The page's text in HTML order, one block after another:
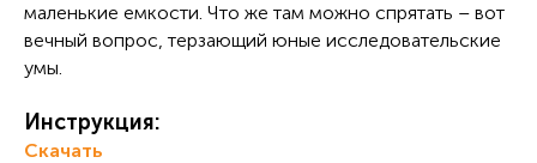
маленькие емкости. Что же там можно спрятать – вот
вечный вопрос, терзающий юные исследовательские
умы.
Инструкция:
Скачать